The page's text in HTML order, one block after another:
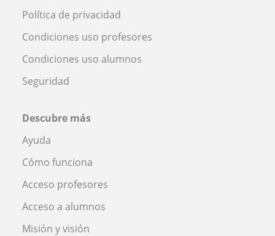
Política de privacidad
Condiciones uso profesores
Condiciones uso alumnos
Seguridad
Descubre más
Ayuda
Cómo funciona
Acceso profesores
Acceso a alumnos
Misión y visión